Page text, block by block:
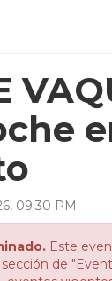
, 09:30 PM
Este
de